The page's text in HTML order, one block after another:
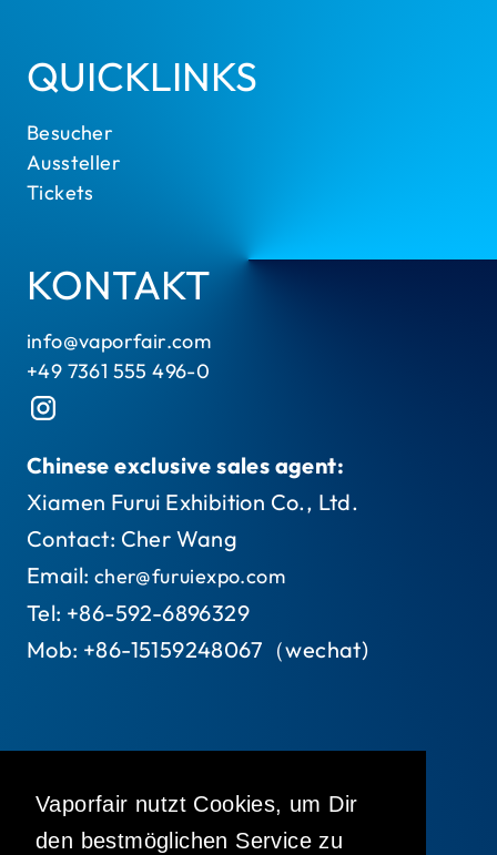
Vaporfair nutzt Cookies, um Dir
den bestmöglichen Service zu
QUICKLINKS
Besucher
Aussteller
Tickets
KONTAKT
info@vaporfair.com
+49 7361 555 496-0
Chinese exclusive sales agent:
Xiamen Furui Exhibition Co., Ltd.
Contact: Cher Wang
Email: cher@furuiexpo.com
Tel: +86-592-6896329
Mob: +86-15159248067（wechat)